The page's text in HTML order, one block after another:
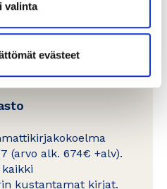
valinta
evästeet
kiinnostavia aiheita.
koulutuksiimme voi
(arvo alk. 674€ +alv).
kustantamat kirjat.